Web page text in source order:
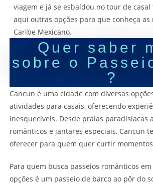
viagem e já se esbaldou no tour de casal
aqui outras opções para que conheça
Caribe Mexicano.
Quer saber
sobre o
?
Cancun é uma cidade com diversas
atividades para casais, oferecendo
inesquecíveis. Desde praias paradisíacas
românticos e jantares especiais, Cancun
oferecer para quem quer curtir
Para quem busca passeios românticos
opções é um passeio de barco ao pôr do